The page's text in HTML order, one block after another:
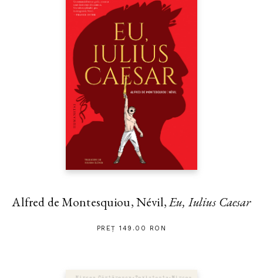
Alfred de Montesquiou, Névil,Eu, Iulius Caesar
PREȚ 149.00 RON